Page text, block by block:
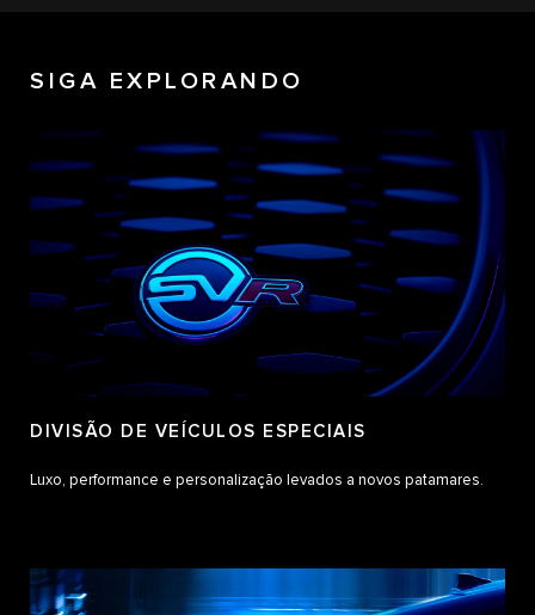
SIGA EXPLORANDO
DIVISÃO DE VEÍCULOS ESPECIAIS
Luxo, performance e personalização levados a novos patamares.